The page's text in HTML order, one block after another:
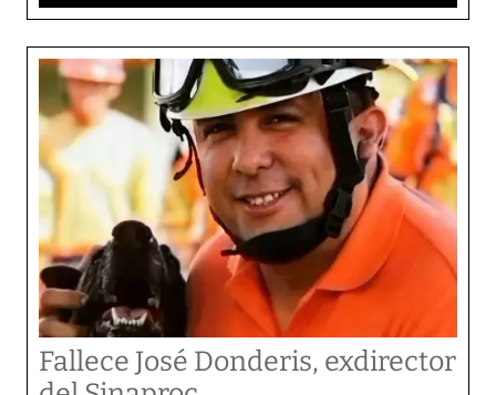
Fallece José Donderis, exdirector